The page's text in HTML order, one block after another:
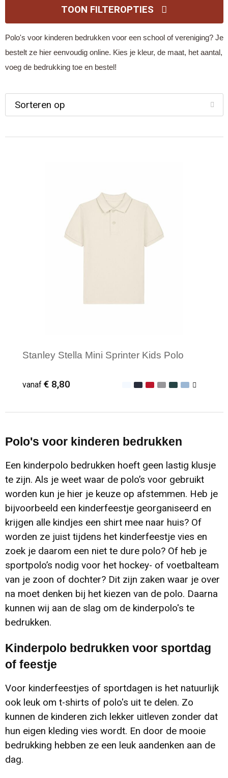
TOON FILTEROPTIES
Polo's voor kinderen bedrukken voor een school of vereniging? Je
bestelt ze hier eenvoudig online. Kies je kleur, de maat, het aantal,
voeg de bedrukking toe en bestel!
Stanley Stella Mini Sprinter Kids Polo
vanaf € 8,80
Minimale afname: 25
Polo's voor kinderen bedrukken
Een kinderpolo bedrukken hoeft geen lastig klusje
te zijn. Als je weet waar de polo’s voor gebruikt
worden kun je hier je keuze op afstemmen. Heb je
bijvoorbeeld een kinderfeestje georganiseerd en
krijgen alle kindjes een shirt mee naar huis? Of
worden ze juist tijdens het kinderfeestje vies en
zoek je daarom een niet te dure polo? Of heb je
sportpolo’s nodig voor het hockey- of voetbalteam
van je zoon of dochter? Dit zijn zaken waar je over
na moet denken bij het kiezen van de polo. Daarna
kunnen wij aan de slag om de kinderpolo's te
bedrukken.
Kinderpolo bedrukken voor sportdag
of feestje
Voor kinderfeestjes of sportdagen is het natuurlijk
ook leuk om t-shirts of polo's uit te delen. Zo
kunnen de kinderen zich lekker uitleven zonder dat
hun eigen kleding vies wordt. En door de mooie
bedrukking hebben ze een leuk aandenken aan de
dag.